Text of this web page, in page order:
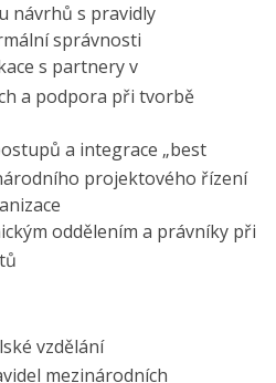
návrhů s pravidly
správnosti
s partnery v
a podpora při tvorbě
a integrace „best
projektového řízení
oddělením a právníky při
vzdělání
mezinárodních